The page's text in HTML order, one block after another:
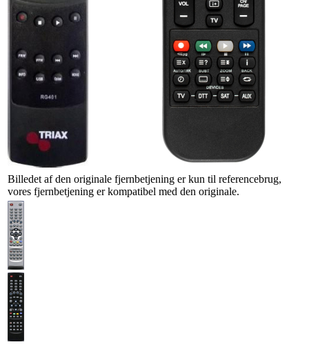
Billedet af den originale fjernbetjening er kun til referencebrug,
vores fjernbetjening er kompatibel med den originale.